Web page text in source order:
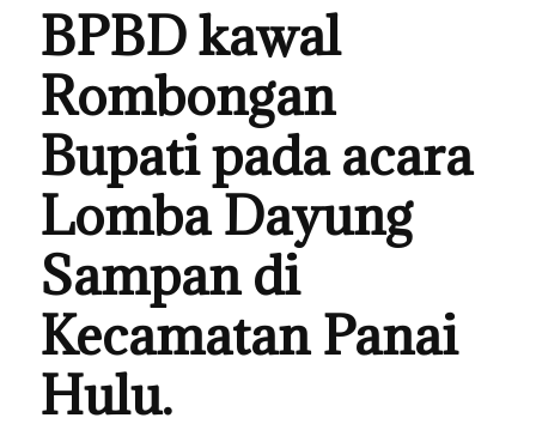
BPBD kawal
Rombongan
Bupati pada acara
Lomba Dayung
Sampan di
Kecamatan Panai
Hulu.